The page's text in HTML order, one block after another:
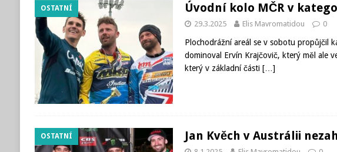
OSTATNÍ Úvodní kolo MČR v
29.3.2025 Elis Mavromatidou 0
Plochodrážní areál se v sobotu propůjčil
dominoval Ervín Krajčovič, který měl ale
který v základní části […]
OSTATNÍ Jan Kvěch v Austrálii